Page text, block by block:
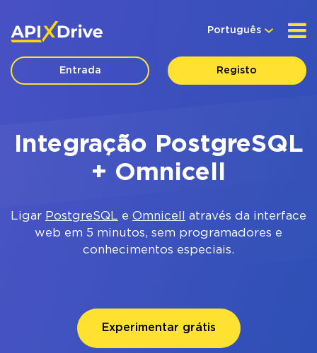
Português
Entrada Registo
Integração PostgreSQL
+ Omnicell
Ligar PostgreSQL e Omnicell
através da interface
web em 5 minutos, sem programadores e
conhecimentos especiais.
Experimentar grátis